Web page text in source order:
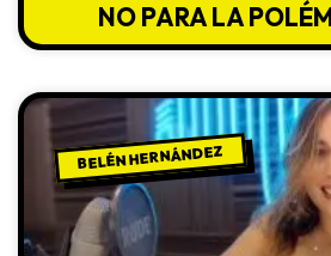
NO PARA LA
BELÉN HERNÁNDEZ